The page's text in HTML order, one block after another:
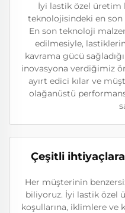
İyi lastik özel
teknolojisindeki en
En son teknoloji
edilmesiyle,
kavrama gücü
inovasyona verdiğimiz
ayırt edici kılar ve
olağanüstü
Çeşitli
Her müşterinin
biliyoruz. İyi lastik özel
koşullarına, iklimlere ve